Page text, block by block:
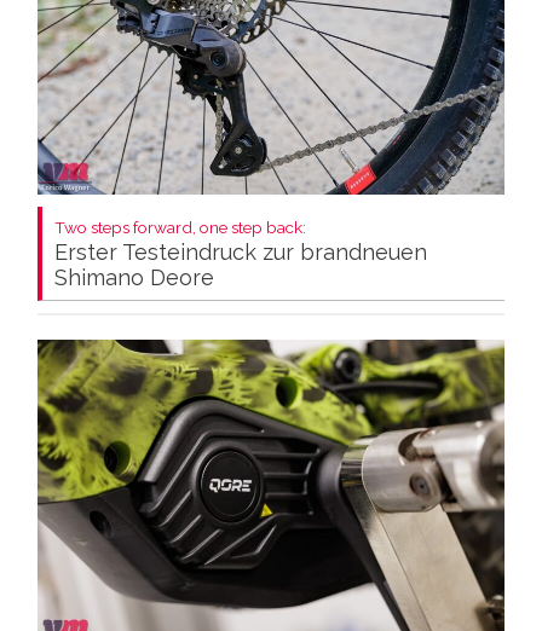
Two steps forward, one step back:
Erster Testeindruck zur brandneuen
Shimano Deore